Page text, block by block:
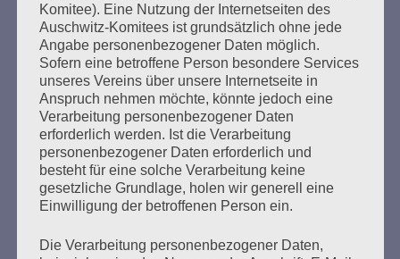
Zu Beginn der Sitzung erklärte die Richterin, dass der
Befangenheitsantrag von Rechtsanwalt Waterkamp
gegen den Gutachter Stefan Hördler abgewiesen wird. Es
gebe keine Gründe Misstrauen in die Unparteilichkeit des
Sachverständigeren zu haben. So widerspreche Hördler
nicht der Aussage von Bruno D., wonach sich dieser
nicht freiwillig zum Wachdienst im KZ Stutthof gemeldet
habe. Das Gutachten…
mehr ...
Komitee). Eine Nutzung der Internetseiten des
Auschwitz-Komitees ist grundsätzlich ohne jede
Angabe personenbezogener Daten möglich.
Sofern eine betroffene Person besondere Services
unseres Vereins über unsere Internetseite in
Anspruch nehmen möchte, könnte jedoch eine
Verarbeitung personenbezogener Daten
erforderlich werden. Ist die Verarbeitung
personenbezogener Daten erforderlich und
besteht für eine solche Verarbeitung keine
gesetzliche Grundlage, holen wir generell eine
Einwilligung der betroffenen Person ein.
Die Verarbeitung personenbezogener Daten,